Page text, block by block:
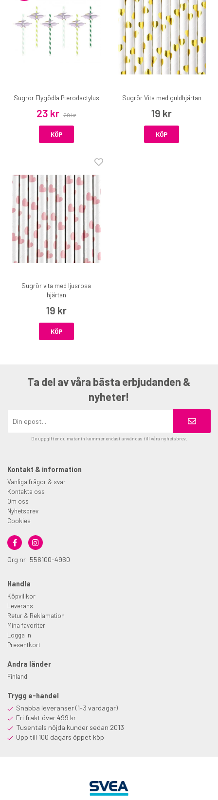
Sugrör Flygödla Pterodactylus
23 kr 29 kr
KÖP
Sugrör Vita med guldhjärtan
19 kr
KÖP
Sugrör vita med ljusrosa
hjärtan
19 kr
KÖP
Ta del av våra bästa erbjudanden &
nyheter!
De uppgifter du matar in kommer endast användas till våra nyhetsbrev.
Kontakt & information
Vanliga frågor & svar
Kontakta oss
Om oss
Nyhetsbrev
Cookies
Org nr: 556100-4960
Handla
Köpvillkor
Leverans
Retur & Reklamation
Mina favoriter
Logga in
Presentkort
Andra länder
Finland
Trygg e-handel
Snabba leveranser (1-3 vardagar)
Fri frakt över 499 kr
Tusentals nöjda kunder sedan 2013
Upp till 100 dagars öppet köp